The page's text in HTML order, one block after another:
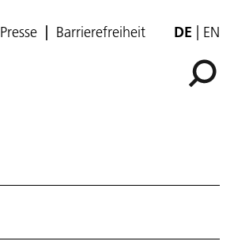
Presse Barrierefreiheit DE EN